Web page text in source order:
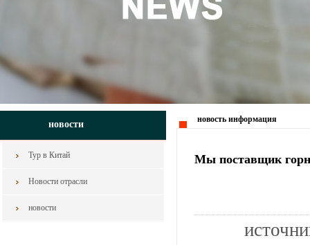
новости
Тур в Китай
Новости отрасли
новости
новость информация
Мы поставщик